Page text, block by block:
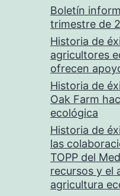
Boletín
trimestre de
Historia de
agricultores
ofrecen
Historia de
Oak Farm
ecológica
Historia de
las
TOPP del
recursos y el
agricultura